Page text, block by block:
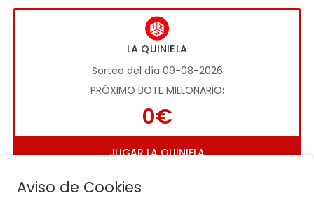
LA QUINIELA
Sorteo del día 09-08-2026
PRÓXIMO BOTE MILLONARIO:
0€
JUGAR LA QUINIELA
Aviso de Cookies